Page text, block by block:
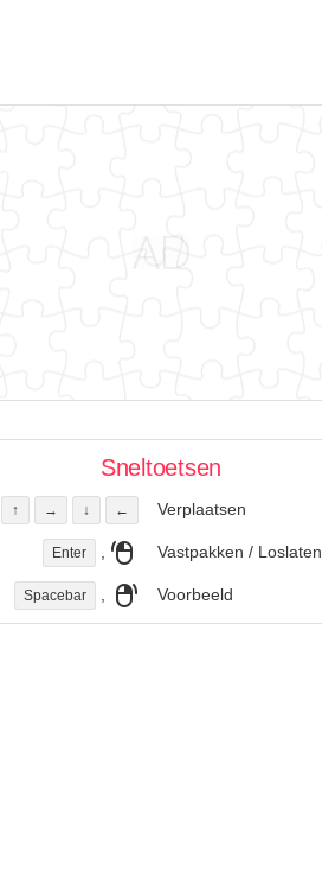
Sneltoetsen
↑ → ↓ ← Verplaatsen
Enter , Vastpakken / Loslaten
Spacebar , Voorbeeld